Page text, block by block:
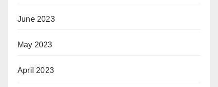
June 2023
May 2023
April 2023